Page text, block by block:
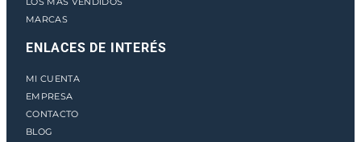
MARCAS
ENLACES DE INTERÉS
MI CUENTA
EMPRESA
CONTACTO
BLOG